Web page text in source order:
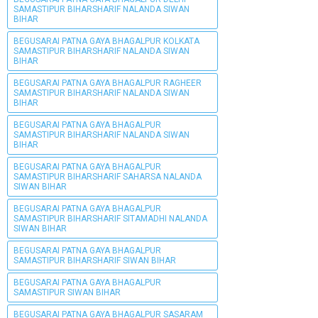
SAMASTIPUR BIHARSHARIF NALANDA SIWAN
BIHAR
BEGUSARAI PATNA GAYA BHAGALPUR KOLKATA
SAMASTIPUR BIHARSHARIF NALANDA SIWAN
BIHAR
BEGUSARAI PATNA GAYA BHAGALPUR RAGHEER
SAMASTIPUR BIHARSHARIF NALANDA SIWAN
BIHAR
BEGUSARAI PATNA GAYA BHAGALPUR
SAMASTIPUR BIHARSHARIF NALANDA SIWAN
BIHAR
BEGUSARAI PATNA GAYA BHAGALPUR
SAMASTIPUR BIHARSHARIF SAHARSA NALANDA
SIWAN BIHAR
BEGUSARAI PATNA GAYA BHAGALPUR
SAMASTIPUR BIHARSHARIF SITAMADHI NALANDA
SIWAN BIHAR
BEGUSARAI PATNA GAYA BHAGALPUR
SAMASTIPUR BIHARSHARIF SIWAN BIHAR
BEGUSARAI PATNA GAYA BHAGALPUR
SAMASTIPUR SIWAN BIHAR
BEGUSARAI PATNA GAYA BHAGALPUR SASARAM